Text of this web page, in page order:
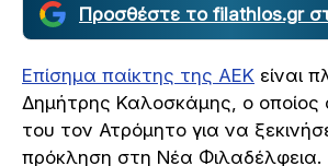
Προσθέστε το filathlos.gr
Επίσημα παίκτης της ΑΕΚ είναι
Δημήτρης Καλοσκάμης, ο οποίος
του τον Ατρόμητο για να
πρόκληση στη Νέα Φιλαδέλφεια.